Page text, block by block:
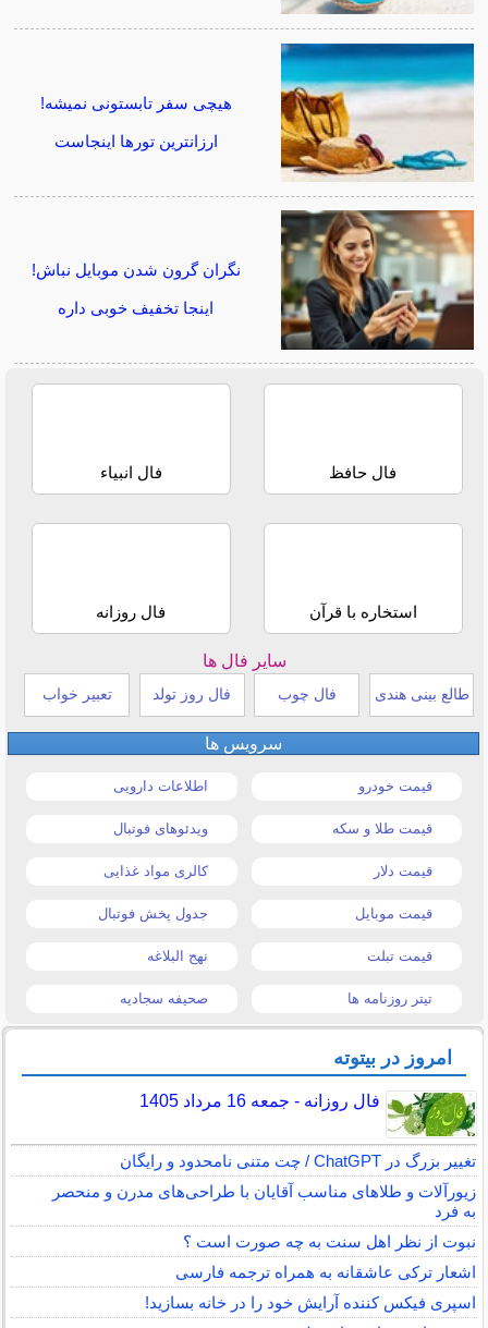
هیچی سفر تابستونی نمیشه!
ارزانترین تورها اینجاست
نگران گرون شدن موبایل نباش!
اینجا تخفیف خوبی داره
فال حافظ فال انبیاء
استخاره با قرآن فال روزانه
سایر فال ها
طالع بینی هندی فال چوب فال روز تولد تعبیر خواب
سرویس ها
قیمت خودرو اطلاعات دارویی
قیمت طلا و سکه ویدئوهای فوتبال
قیمت دلار کالری مواد غذایی
قیمت موبایل جدول پخش فوتبال
قیمت تبلت نهج البلاغه
تیتر روزنامه ها صحیفه سجادیه
امروز در بیتوته
فال روزانه - جمعه 16 مرداد 1405
تغییر بزرگ در ChatGPT / چت متنی نامحدود و رایگان
زیورآلات و طلاهای مناسب آقایان با طراحی‌های مدرن و منحصر
به فرد
نبوت از نظر اهل سنت به چه صورت است ؟
اشعار ترکی عاشقانه به همراه ترجمه فارسی
اسپری فیکس کننده آرایش خود را در خانه بسازید!